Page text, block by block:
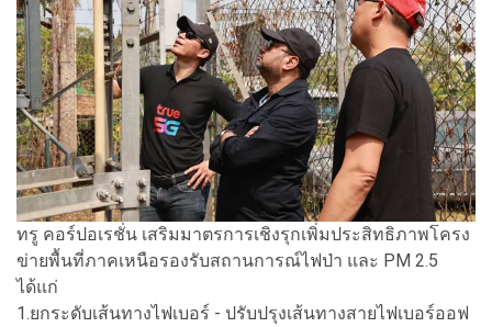
ทรู คอร์ปอเรชั่น เสริมมาตรการเชิงรุกเพิ่มประสิทธิภาพโครง
ข่ายพื้นที่ภาคเหนือรองรับสถานการณ์ไฟป่า และ PM 2.5
ได้แก่
1.ยกระดับเส้นทางไฟเบอร์ - ปรับปรุงเส้นทางสายไฟเบอร์ออฟ